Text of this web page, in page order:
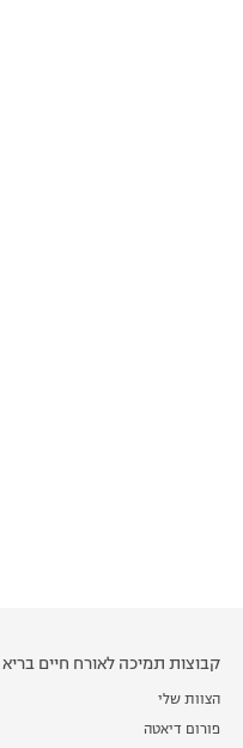
קבוצות תמיכה לאורח חיים בריא
הצוות שלי
פורום דיאטה